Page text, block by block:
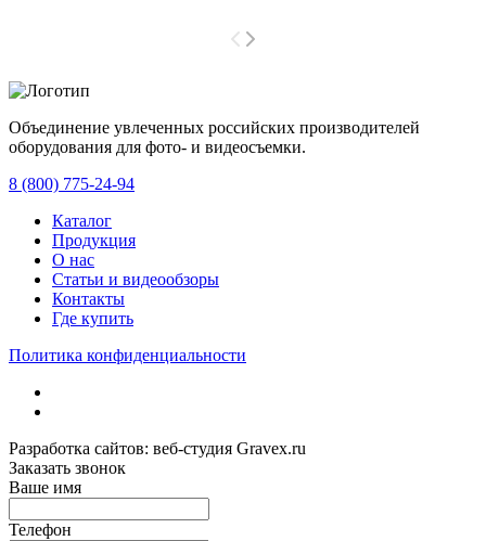
Объединение увлеченных российских производителей
оборудования для фото- и видеосъемки.
8 (800) 775-24-94
Каталог
Продукция
О нас
Статьи и видеообзоры
Контакты
Где купить
Политика конфиденциальности
Разработка сайтов: веб-студия Gravex.ru
Заказать звонок
Ваше имя
Телефон